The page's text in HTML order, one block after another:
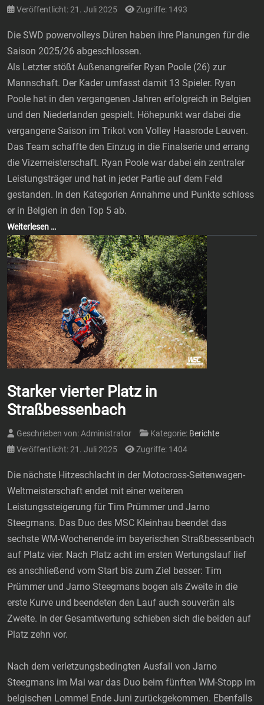
Veröffentlicht: 21. Juli 2025 Zugriffe: 1493
Die SWD powervolleys Düren haben ihre Planungen für die
Saison 2025/26 abgeschlossen.
Als Letzter stößt Außenangreifer Ryan Poole (26) zur
Mannschaft. Der Kader umfasst damit 13 Spieler. Ryan
Poole hat in den vergangenen Jahren erfolgreich in Belgien
und den Niederlanden gespielt. Höhepunkt war dabei die
vergangene Saison im Trikot von Volley Haasrode Leuven.
Das Team schaffte den Einzug in die Finalserie und errang
die Vizemeisterschaft. Ryan Poole war dabei ein zentraler
Leistungsträger und hat in jeder Partie auf dem Feld
gestanden. In den Kategorien Annahme und Punkte schloss
er in Belgien in den Top 5 ab.
Weiterlesen …
Starker vierter Platz in
Straßbessenbach
Geschrieben von:Administrator Kategorie: Berichte
Veröffentlicht: 21. Juli 2025
Zugriffe: 1404
Die nächste Hitzeschlacht in der Motocross-Seitenwagen-
Weltmeisterschaft endet mit einer weiteren
Leistungssteigerung für Tim Prümmer und Jarno
Steegmans. Das Duo des MSC Kleinhau beendet das
sechste WM-Wochenende im bayerischen Straßbessenbach
auf Platz vier. Nach Platz acht im ersten Wertungslauf lief
es anschließend vom Start bis zum Ziel besser: Tim
Prümmer und Jarno Steegmans bogen als Zweite in die
erste Kurve und beendeten den Lauf auch souverän als
Zweite. In der Gesamtwertung schieben sich die beiden auf
Platz zehn vor.
Nach dem verletzungsbedingten Ausfall von Jarno
Steegmans im Mai war das Duo beim fünften WM-Stopp im
belgischen Lommel Ende Juni zurückgekommen. Ebenfalls